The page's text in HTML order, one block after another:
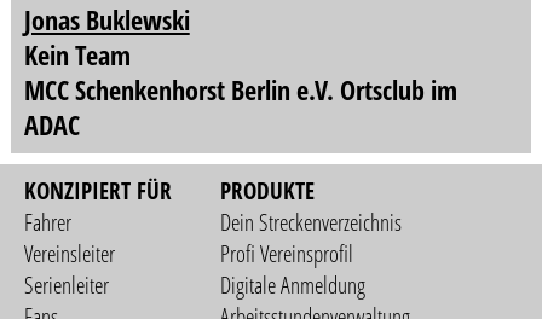
Jonas Buklewski
Kein Team
MCC Schenkenhorst Berlin e.V. Ortsclub im
ADAC
KONZIPIERT FÜR
Fahrer
Vereinsleiter
Serienleiter
PRODUKTE
Dein Streckenverzeichnis
Profi Vereinsprofil
Digitale Anmeldung